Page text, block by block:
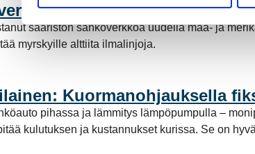
u
k
s
v
a
rakentuu saaristoon
saariston sähköverkkoa uudella maa- ja
myrskyille alttiita ilmalinjoja.
Kuormanohjauksella
pihassa ja lämmitys lämpöpumpulla –
kulutuksen ja kustannukset kurissa. Se on